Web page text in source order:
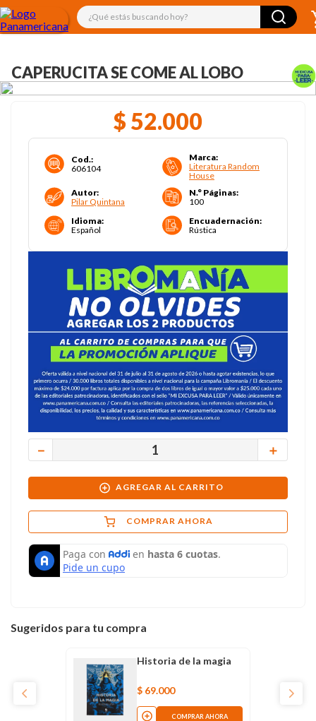
¿Qué estás buscando hoy?
CAPERUCITA SE COME AL LOBO
$ 52.000
Cod.:
606104
Marca:
Literatura Random
House
Autor:
Pilar Quintana
N.° Páginas:
100
Idioma:
Español
Encuadernación:
Rústica
＋
－
AGREGAR AL CARRITO
COMPRAR AHORA
Sugeridos para tu compra
Historia de la magia
$ 69.000
COMPRAR AHORA